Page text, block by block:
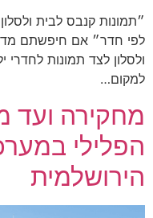
״תמונות קנבס לבית
לפי חדר״ אם חיפשתם
ולסלון לצד תמונות
למקום…
מחקירה ועד
הפלילי
הירושלמית